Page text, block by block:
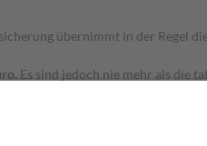
übernimmt in der Regel
Es sind jedoch nie mehr als die